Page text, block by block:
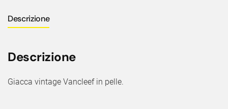
Descrizione
Descrizione
Giacca vintage Vancleef in pelle.